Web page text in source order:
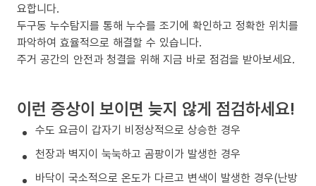
요합니다.
두구동 누수탐지를 통해 누수를 조기에 확인하고 정확한 위치를
파악하여 효율적으로 해결할 수 있습니다.
주거 공간의 안전과 청결을 위해 지금 바로 점검을 받아보세요.
이런 증상이 보이면 늦지 않게 점검하세요!
수도 요금이 갑자기 비정상적으로 상승한 경우
천장과 벽지이 눅눅하고 곰팡이가 발생한 경우
바닥이 국소적으로 온도가 다르고 변색이 발생한 경우(난방